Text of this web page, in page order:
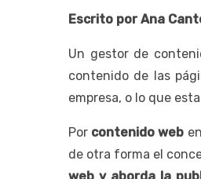
Escrito por Ana
Un gestor de
contenido de las
empresa, o lo que
Por contenido web
de otra forma el